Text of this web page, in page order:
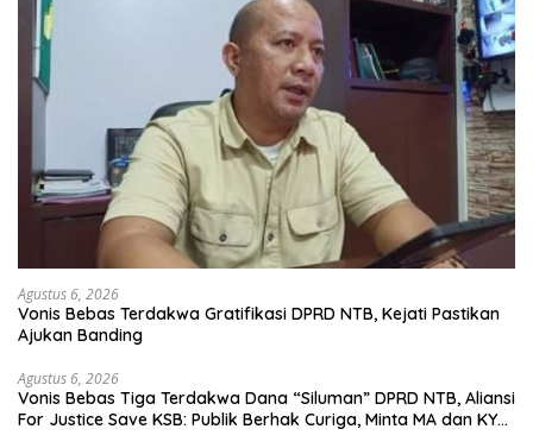
Agustus 6, 2026
Vonis Bebas Terdakwa Gratifikasi DPRD NTB, Kejati Pastikan
Ajukan Banding
Agustus 6, 2026
Vonis Bebas Tiga Terdakwa Dana “Siluman” DPRD NTB, Aliansi
For Justice Save KSB: Publik Berhak Curiga, Minta MA dan KY